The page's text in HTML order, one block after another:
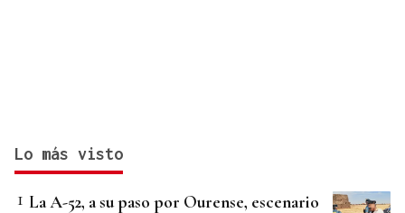
Lo más visto
La A-52, a su paso por Ourense, escenario